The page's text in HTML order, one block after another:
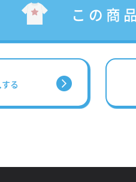
この商
する